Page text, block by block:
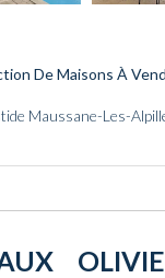
De Maisons À
Maussane-Les-